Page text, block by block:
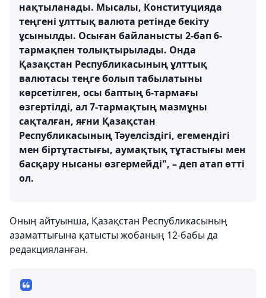
нақтыланады. Мысалы, Конституцияда
теңгені ұлттық валюта ретінде бекіту
ұсынылды. Осыған байланысты 2-бап 6-
тармақпен толықтырылады. Онда
Қазақстан Республикасының ұлттық
валютасы теңге болып табылатыны
көрсетілген, осы баптың 6-тармағы
өзгертілді, ал 7-тармақтың мазмұны
сақталған, яғни Қазақстан
Республикасының Тәуелсіздігі, егемендігі
мен біртұтастығы, аумақтық тұтастығы мен
басқару нысаны өзгермейді", – деп атап өтті
ол.
Оның айтуынша, Қазақстан Республикасының
азаматтығына қатысты жобаның 12-бабы да
редакцияланған.